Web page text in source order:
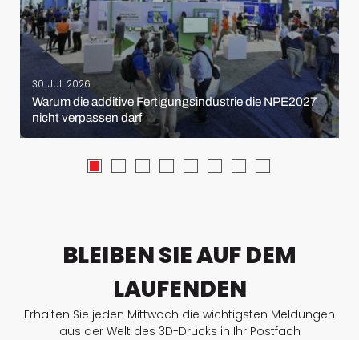
30. Juli 2026
Warum die additive Fertigungsindustrie die NPE2027
nicht verpassen darf
BLEIBEN SIE AUF DEM
LAUFENDEN
Erhalten Sie jeden Mittwoch die wichtigsten Meldungen
aus der Welt des 3D-Drucks in Ihr Postfach